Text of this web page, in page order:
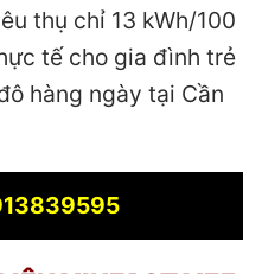
thụ chỉ 13 kWh/100
tế cho gia đình trẻ
hàng ngày tại Cần